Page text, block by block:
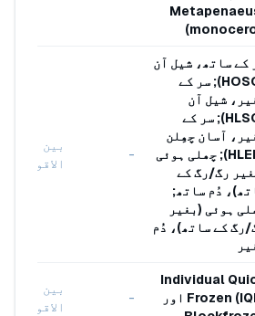
کے ساتھ، شیل آن
(HOSO); سر کے
شیل آن
(HLSO); سر کے
آسان چھِلن
(HLEP); چھلی ہوئی
رگ/رگ کے
دُم ساتھ;
ہوئی (بغیر
رگ کے ساتھ)، دُم
-
بین
الاقوامی
Individual
Frozen (IQF) اور
-
بین
الاقوامی